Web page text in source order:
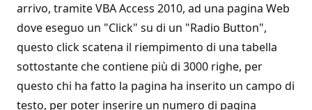
arrivo, tramite VBA Access 2010, ad una pagina Web
dove eseguo un "Click" su di un "Radio Button",
questo click scatena il riempimento di una tabella
sottostante che contiene più di 3000 righe, per
questo chi ha fatto la pagina ha inserito un campo di
testo, per poter inserire un numero di pagina